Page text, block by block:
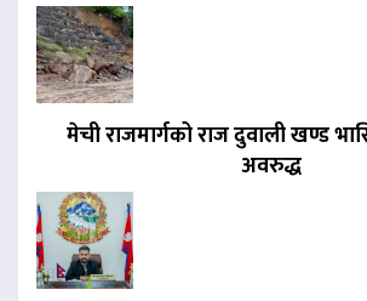
मेची राजमार्गको राज दुवाली खण्ड
अवरुद्ध